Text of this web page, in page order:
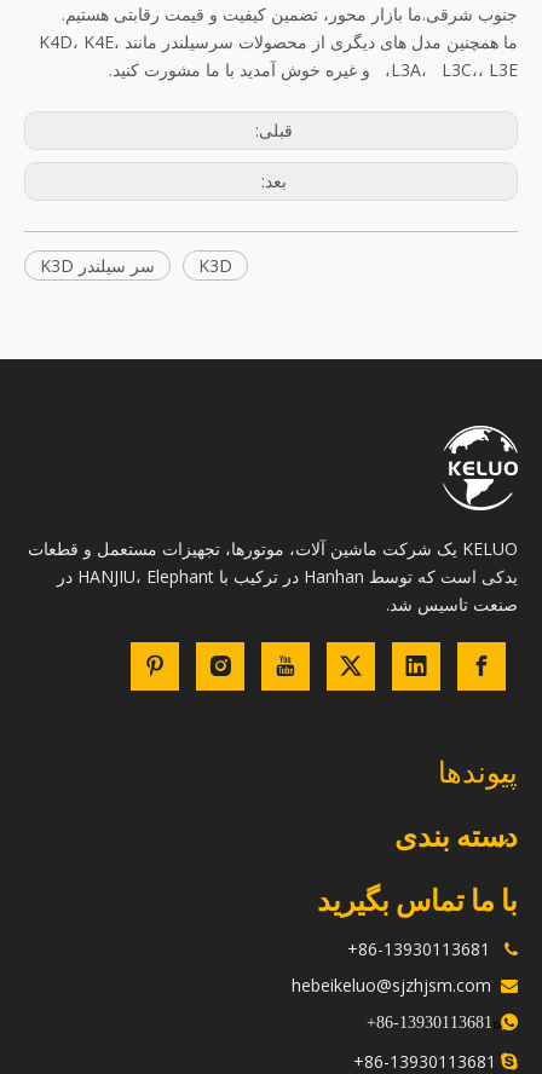
جنوب شرقی.ما بازار محور، تضمین کیفیت و قیمت رقابتی هستیم.
ما همچنین مدل های دیگری از محصولات سرسیلندر مانند K4D، K4E،
L3A، L3C،، L3E، و غیره خوش آمدید با ما مشورت کنید.
قبلی:
بعد:
سر سیلندر K3D K3D
KELUO یک شرکت ماشین آلات، موتورها، تجهیزات مستعمل و قطعات
یدکی است که توسط Hanhan در ترکیب با HANJIU، Elephant در
صنعت تاسیس شد.
پیوندها
دسته بندی
با ما تماس بگیرید


hebeikeluo@sjzhjsm.com
ه 13930113681-86
+
